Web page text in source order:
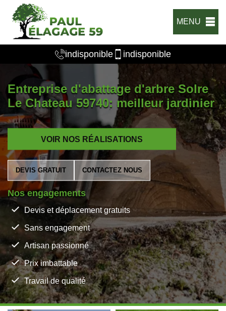
MENU
indisponible indisponible
Entreprise d'abattage d'arbre Solre
Le Chateau 59740: meilleur jardinier
VOIR NOS RÉALISATIONS
DEVIS GRATUIT CONTACTEZ NOUS
Nos engagements
Devis et déplacement gratuits
Sans engagement
Artisan passionné
Prix imbattable
Travail de qualité